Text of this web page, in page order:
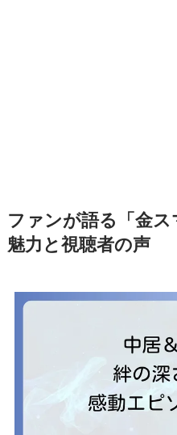
ファンが語る「金
魅力と視聴者の声